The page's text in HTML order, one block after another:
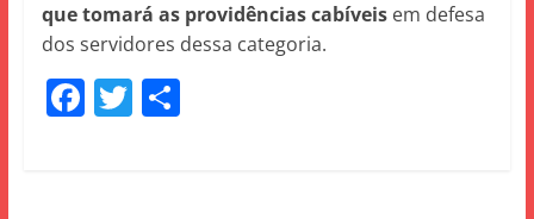
que tomará as providências cabíveisem defesa
dos servidores dessa categoria.
F T S